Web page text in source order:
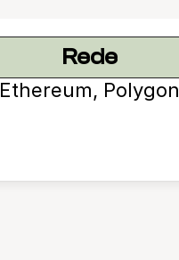
Rede
Ethereum, Polygon